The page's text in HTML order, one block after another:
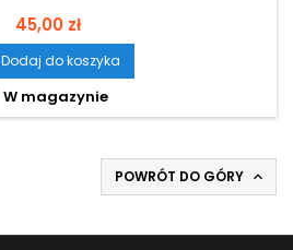
Cena
45,00 zł
Dodaj do koszyka
W magazynie
POWRÓT DO GÓRY 